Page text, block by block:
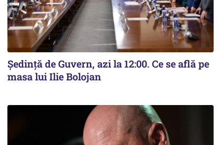
Ședință de Guvern, azi la 12:00. Ce se află pe
masa lui Ilie Bolojan